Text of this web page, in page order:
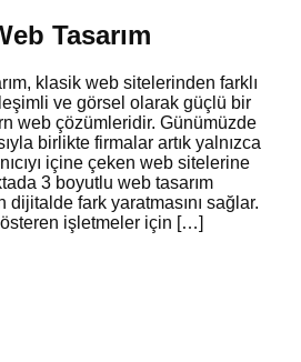
Tasarım
klasik web sitelerinden farklı
ve görsel olarak güçlü bir
web çözümleridir. Günümüzde
birlikte firmalar artık yalnızca
içine çeken web sitelerine
3 boyutlu web tasarım
dijitalde fark yaratmasını sağlar.
işletmeler için […]